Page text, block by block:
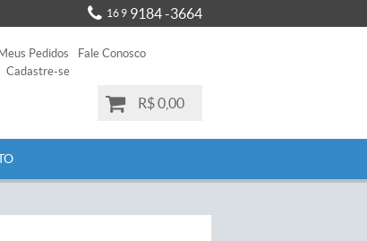
16 9 9184 -3664
Meus Pedidos
Fale Conosco
Cadastre-se
R$ 0,00